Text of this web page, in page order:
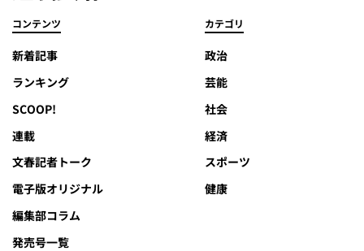
コンテンツ
新着記事
ランキング
SCOOP!
連載
文春記者トーク
電子版オリジナル
編集部コラム
発売号一覧
カテゴリ
政治
芸能
社会
経済
スポーツ
健康